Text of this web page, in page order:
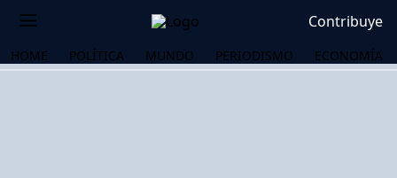
Contribuye
HOME POLÍTICA MUNDO PERIODISMO ECONOMÍA